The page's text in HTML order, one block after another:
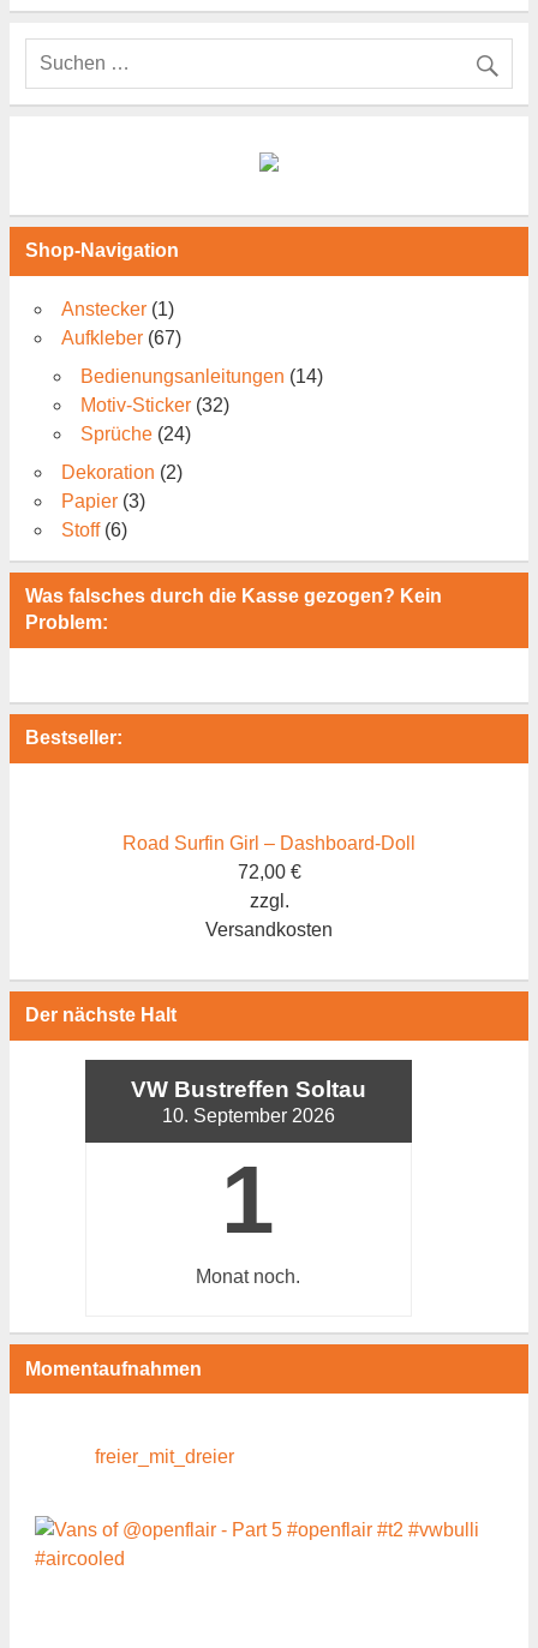
Shop-Navigation
Anstecker (1)
Aufkleber (67)
Bedienungsanleitungen (14)
Motiv-Sticker (32)
Sprüche (24)
Dekoration (2)
Papier (3)
Stoff (6)
Was falsches durch die Kasse gezogen? Kein
Problem:
Bestseller:
Road Surfin Girl – Dashboard-Doll
72,00 €
zzgl.
Versandkosten
Der nächste Halt
VW Bustreffen Soltau
10. September 2026
1
Monatnoch.
Momentaufnahmen
freier_mit_dreier